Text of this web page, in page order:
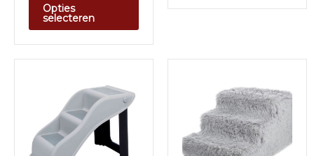
Opties
selecteren